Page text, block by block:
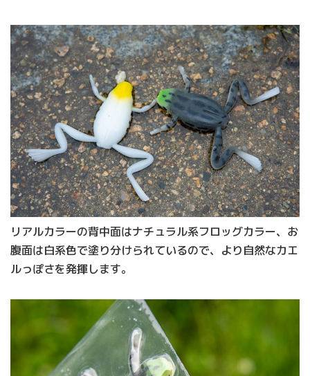
リアルカラーの背中面はナチュラル系フロッグカラー、お
腹面は白系色で塗り分けられているので、より自然なカエ
ルっぽさを発揮します。